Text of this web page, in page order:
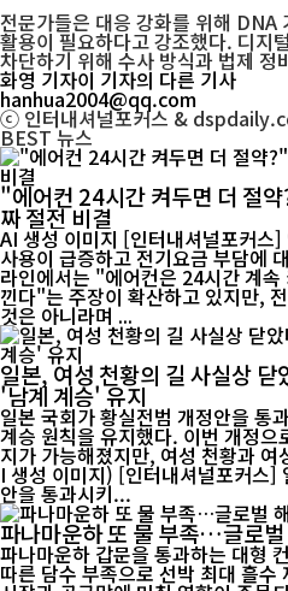
전문가들은 대응 강화를 위해
활용이 필요하다고 강조했다. 디지
차단하기 위해 수사 방식과 법제
화영 기자이 기자의 다른 기사
hanhua2004@qq.com
ⓒ 인터내셔널포커스 &
BEST뉴스
"에어컨 24시간 켜두면 더 절
짜 절전 비결
AI 생성 이미지 [인터내셔널포커스] 연일 폭염이 이어지며 냉방기
사용이 급증하고 전기요금 부담에
라인에서는 "에어컨은 24시간 계
낀다"는 주장이 확산하고 있지만,
것은 아니라며 ...
일본, 여성 천황의 길 사실상
'남계 계승' 유지
일본 국회가 황실전범 개정안을 통
계승 원칙을 유지했다. 이번 개정
지가 가능해졌지만, 여성 천황과
I 생성 이미지) [인터내셔널포커스] 일본 국회가 17일 황실전범 개정
안을 통과시키...
파나마운하 또 물 부족…글로
파나마운하 갑문을 통과하는 대형
따른 담수 부족으로 선박 최대 흘